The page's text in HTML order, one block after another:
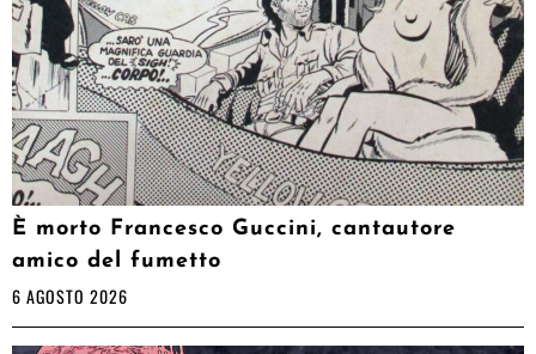
È morto Francesco Guccini, cantautore
amico del fumetto
6 AGOSTO 2026